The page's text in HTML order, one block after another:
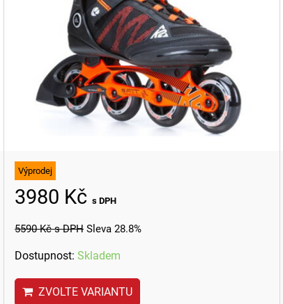
Výprodej
3980 Kč s DPH
5590 Kčs DPH Sleva 28.8%
Dostupnost: Skladem
ZVOLTE VARIANTU